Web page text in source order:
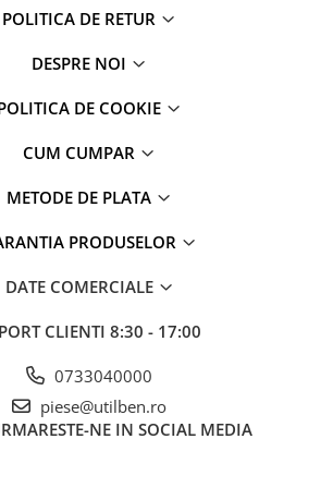
POLITICA DE RETUR
DESPRE NOI
DE COOKIE
CUM CUMPAR
METODE DE PLATA
PRODUSELOR
DATE COMERCIALE
CLIENTI 8:30 - 17:00
0733040000
piese@utilben.ro
NE IN SOCIAL MEDIA